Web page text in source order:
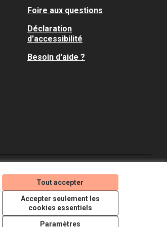
Tout accepter
Accepter seulement les
cookies essentiels
Paramètres
Foire aux questions
Déclaration
d'accessibilité
Besoin d'aide ?
(Lien externe)
(Lien externe)
(Lien externe)
Licence Creative
(Lien externe)